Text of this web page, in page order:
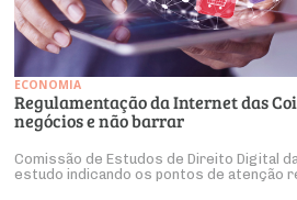
ECONOMIA
Regulamentação da Internet das
negócios e não barrar
Comissão de Estudos de Direito Digital
estudo indicando os pontos de atenção